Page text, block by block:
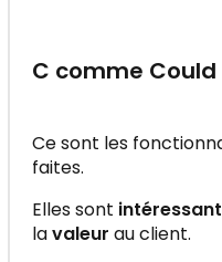
C comme Could
Ce sont les
faites.
Elles sont
lavaleur au client.